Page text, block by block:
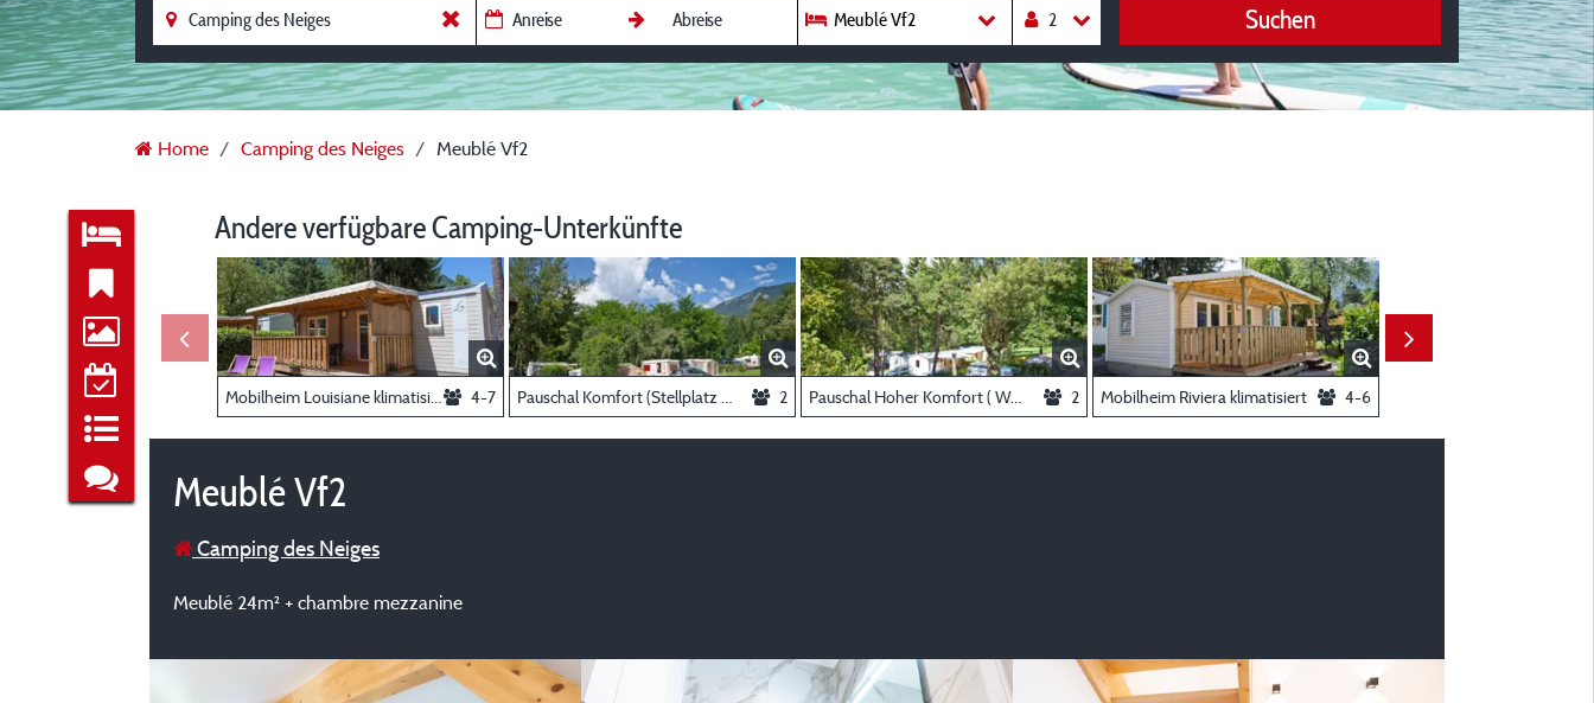
Meublé Vf2 Suchen
Home Camping des Neiges Meublé Vf2
Andere verfügbare Camping-Unterkünfte
Mobilheim Louisiane klimatisiert 4-7 2 Pauschal Hoher Komfort ( Wohnwagen oder Wohnmobil, Strom 10A + Wasser) 2 Mobilheim Riviera klimatisiert 4-6
Meublé Vf2
Camping des Neiges
Meublé 24m² + chambre mezzanine